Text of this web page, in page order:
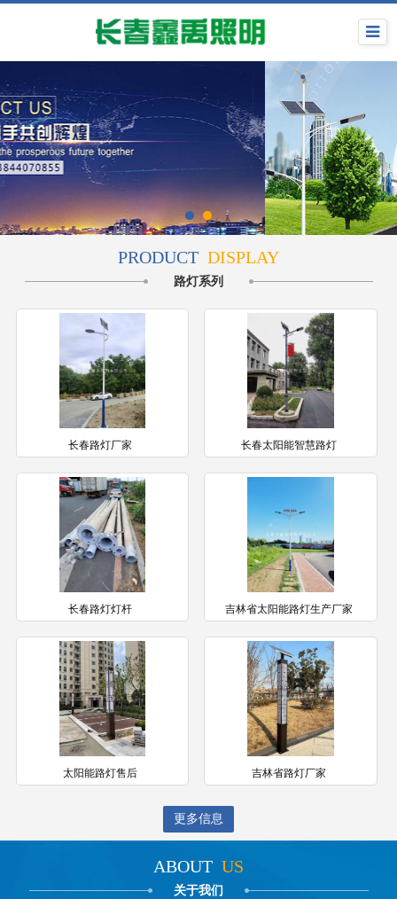
PRODUCT DISPLAY
路灯系列
长春路灯厂家 长春太阳能智慧路灯
长春路灯灯杆 吉林省太阳能路灯生产厂家
太阳能路灯售后 吉林省路灯厂家
更多信息
ABOUT US
关于我们